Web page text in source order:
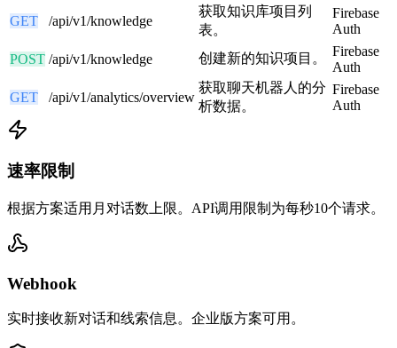
GET /api/v1/knowledge
获取知识库项目列
表。
Firebase
Auth
POST /api/v1/knowledge 创建新的知识项目。
Firebase
Auth
GET
/api/v1/analytics/overview
获取聊天机器人的分
析数据。
Firebase
Auth
速率限制
根据方案适用月对话数上限。API调用限制为每秒10个请求。
Webhook
实时接收新对话和线索信息。企业版方案可用。